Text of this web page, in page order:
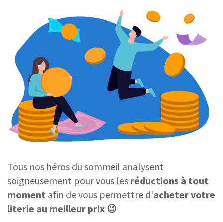
Tous nos héros du sommeil analysent
soigneusement pour vous les réductions à tout
moment afin de vous permettre d'acheter votre
literie au meilleur prix 😉